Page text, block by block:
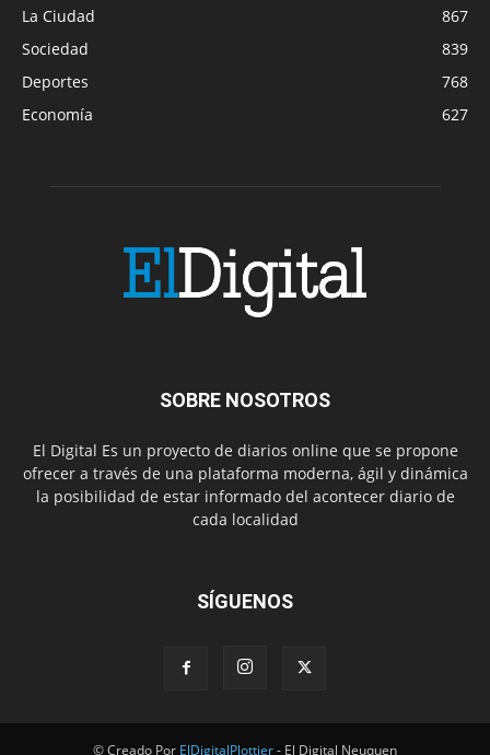
La Ciudad
867
Sociedad
839
Deportes
768
Economía
627
SOBRE NOSOTROS
El Digital Es un proyecto de diarios online que se propone
ofrecer a través de una plataforma moderna, ágil y dinámica
la posibilidad de estar informado del acontecer diario de
cada localidad
SÍGUENOS
© Creado Por ElDigitalPlottier- El Digital Neuquen